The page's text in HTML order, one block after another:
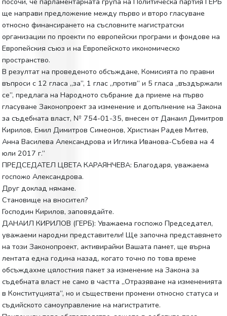
ще направи предложение между първо и второ гласуване
относно финансирането на съсловните магистратски
организации по проекти по европейски програми и фондове на
Европейския съюз и на Европейското икономическо
пространство.
В резултат на проведеното обсъждане, Комисията по правни
въпроси с 12 гласа „за”, 1 глас „против“ и 5 гласа „въздържали
се”, предлага на Народното събрание да приеме на първо
гласуване Законопроект за изменение и допълнение на Закона
за съдебната власт, № 754-01-35, внесен от Данаил Димитров
Кирилов, Емил Димитров Симеонов, Христиан Радев Митев,
Анна Василева Александрова и Иглика Иванова-Събева на 4
юли 2017 г.“
ПРЕДСЕДАТЕЛ ЦВЕТА КАРАЯНЧЕВА: Благодаря, уважаема
госпожо Александрова.
Друг доклад нямаме.
Становище на вносител?
Господин Кирилов, заповядайте.
ДАНАИЛ КИРИЛОВ (ГЕРБ): Уважаема госпожо Председател,
уважаеми народни представители! Ще започна представянето
на този Законопроект, активирайки Вашата памет, ще върна
лентата една година назад, когато точно по това време
обсъждахме цялостния пакет за изменение на Закона за
съдебната власт не само в частта „Отразяване на измененията
в Конституцията“, но и съществени промени относно статуса и
съдийското самоуправление на магистратите.